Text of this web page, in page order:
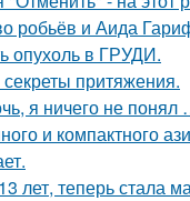
робьёв и Аида
опухоль в ГРУДИ.
притяжения.
я ничего не понял
и компактного
теперь стала